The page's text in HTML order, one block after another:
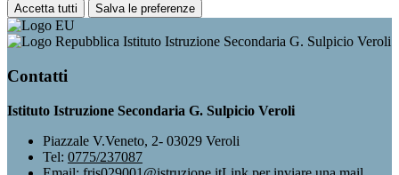
Accetta tutti Salva le preferenze
Istituto Istruzione Secondaria G. Sulpicio Veroli
Contatti
Istituto Istruzione Secondaria G. Sulpicio Veroli
Piazzale V.Veneto, 2- 03029 Veroli
Tel: 0775/237087